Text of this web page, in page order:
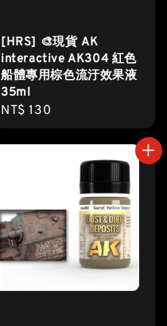
[HRS] 🎨現貨 AK
interactive AK304 紅色
船體專用棕色流汙效果液
35ml
Regular
price
NT$ 130